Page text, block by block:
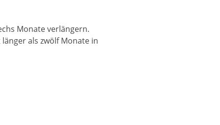
Monate verlängern.
als zwölf Monate in